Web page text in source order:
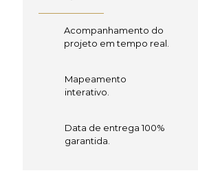
Acompanhamento do
projeto em tempo real.
Mapeamento
interativo.
Data de entrega 100%
garantida.